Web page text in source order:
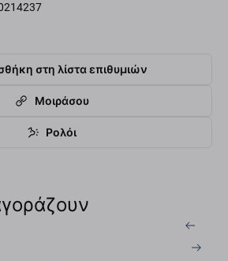
στη λίστα επιθυμιών
Μοιράσου
Ρολόι